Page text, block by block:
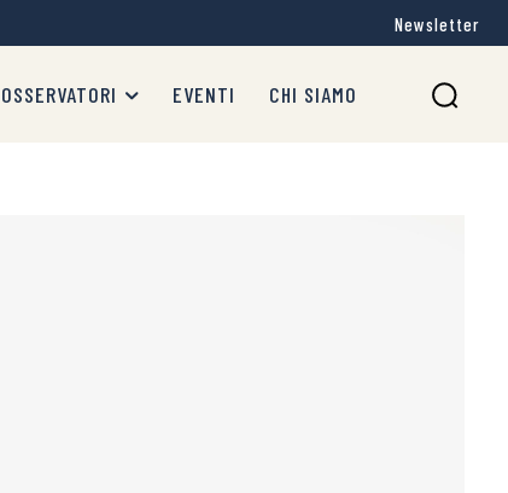
Newsletter
OSSERVATORI EVENTI CHI SIAMO